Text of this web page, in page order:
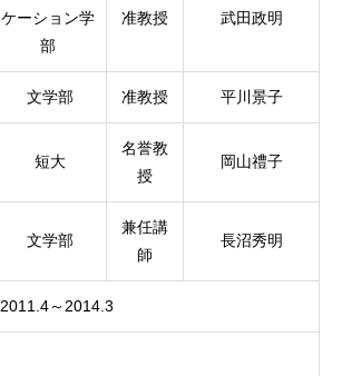
ケーション学
部
准教授 武田政明
文学部 准教授 平川景子
短大
名誉教
授
岡山禮子
文学部
兼任講
師
長沼秀明
2011.4～2014.3